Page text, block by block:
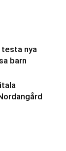
nya
barn